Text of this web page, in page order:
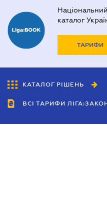
каталог
ТАРИФИ
КАТАЛОГ РІШЕНЬ
ВСІ ТАРИФИ